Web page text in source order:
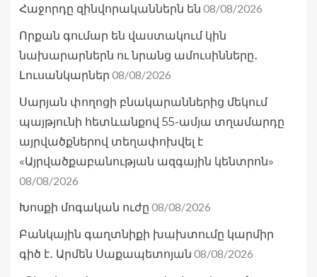
Հաջորդը զինվորականներն են 08/08/2026
Որքան գումար են վաստակում կին
նախարարներն ու նրանց ամուսինները․
Լուսանկարներ 08/08/2026
Սարյան փողոցի բնակարաններից մեկում
պայթյունի հետևանքով 55-ամյա տղամարդը
այրվածքներով տեղափոխվել է
«Այրվածքաբանության ազգային կենտրոն»
08/08/2026
Խոսքի մոգական ուժը 08/08/2026
Բանկային գաղտնիքի խախտումը կարմիր
գիծ է․ Արմեն Սաքապետոյան 08/08/2026